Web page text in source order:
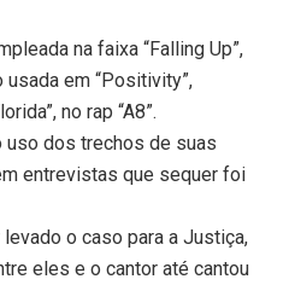
na faixa “Falling Up”,
usada em “Positivity”,
no rap “A8”.
uso dos trechos de suas
entrevistas que sequer foi
o caso para a Justiça,
eles e o cantor até cantou